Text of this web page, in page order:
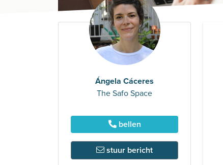
Ángela Cáceres
The Safo Space
bellen
stuur bericht